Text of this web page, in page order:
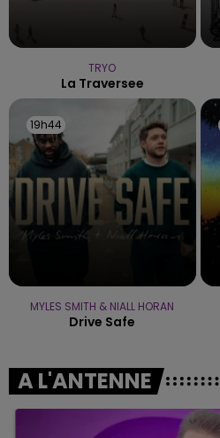
TRYO
La Traversee
19h44
19h44
MYLES SMITH & NIALL HORAN
Drive Safe
A L'ANTENNE